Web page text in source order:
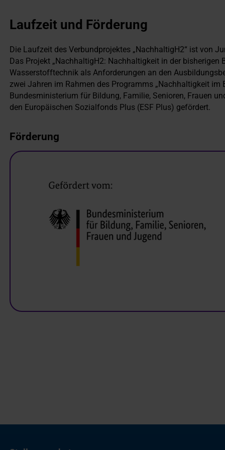
Laufzeit und Förderung
Die Laufzeit des Verbundprojektes „NachhaltigH2“ ist von
Das Projekt „NachhaltigH2: Nachhaltigkeit in der
Wasserstofftechnik als Anforderungen an den
zwei Jahren im Rahmen des Programms „Nachhaltigkeit
Bundesministerium für Bildung, Familie, Senioren, Frauen
den Europäischen Sozialfonds Plus (ESF Plus) gefördert.
Förderung